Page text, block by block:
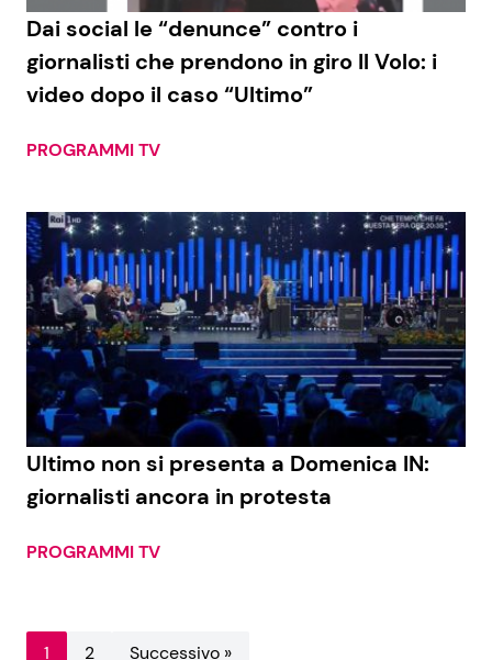
Dai social le “denunce” contro i
giornalisti che prendono in giro Il Volo: i
video dopo il caso “Ultimo”
PROGRAMMI TV
Ultimo non si presenta a Domenica IN:
giornalisti ancora in protesta
PROGRAMMI TV
1 2 Successivo »